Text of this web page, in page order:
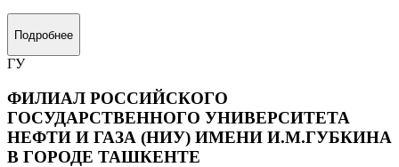
Подробнее
ГУ
ФИЛИАЛ РОССИЙСКОГО
ГОСУДАРСТВЕННОГО УНИВЕРСИТЕТА
НЕФТИ И ГАЗА (НИУ) ИМЕНИ И.М.ГУБКИНА
В ГОРОДЕ ТАШКЕНТЕ